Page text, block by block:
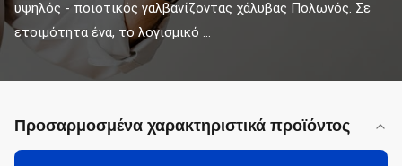
υψηλός - ποιοτικός γαλβανίζοντας χάλυβας Πολωνός. Σε
ετοιμότητα ένα, το λογισμικό ...
Προσαρμοσμένα χαρακτηριστικά προϊόντος